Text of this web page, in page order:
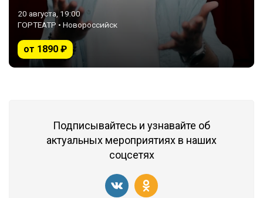
20 августа, 19:00
ГОРТЕАТР • Новороссийск
от 1890 ₽
Подписывайтесь и узнавайте об
актуальных мероприятиях в наших
соцсетях